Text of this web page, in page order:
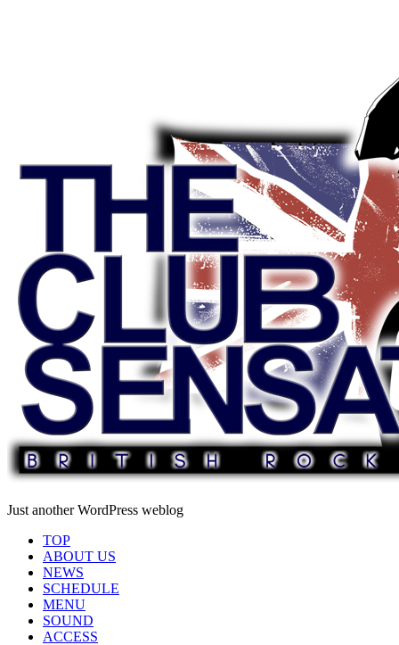
Just another WordPress weblog
TOP
ABOUT US
NEWS
SCHEDULE
MENU
SOUND
ACCESS